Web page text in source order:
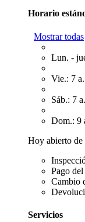
Horario
Mostrar todas
Lun. -
Vie.: 7
Sáb.: 7
Dom.: 9
Hoy abierto de
Pago
Cambio
Servicios